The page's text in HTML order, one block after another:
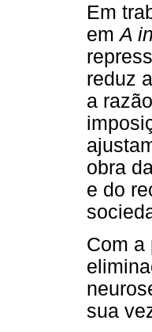
Em
emA
reduz
a
obra
e do
Com a
sua